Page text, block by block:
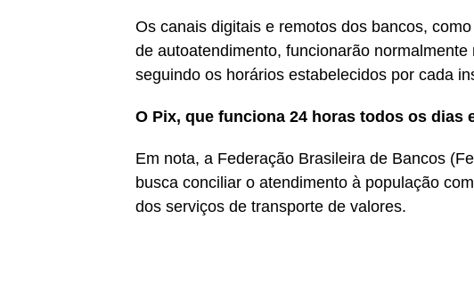
Os canais digitais e remotos dos bancos,
de autoatendimento, funcionarão
seguindo os horários estabelecidos por cada
O Pix, que funciona 24 horas todos os dias
Em nota, a Federação Brasileira de Bancos
busca conciliar o atendimento à população
dos serviços de transporte de valores.